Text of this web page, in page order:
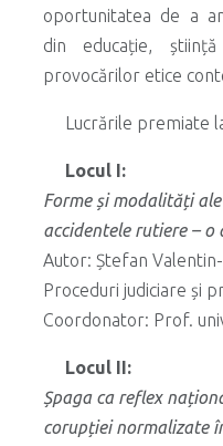
oportunitatea de a
din educație,
provocărilor etice
Lucrările premiate
Locul I:
Forme și modalități
accidentele rutiere –
Autor: Ștefan
Proceduri judiciare și
Coordonator: Prof.
Locul II:
Șpaga ca reflex
corupției normalizate